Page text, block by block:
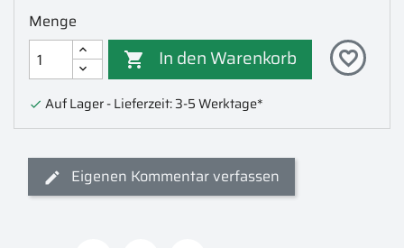
Menge
 In den Warenkorb favorite_border
 Auf Lager - Lieferzeit: 3-5 Werktage*
Eigenen Kommentar verfassen